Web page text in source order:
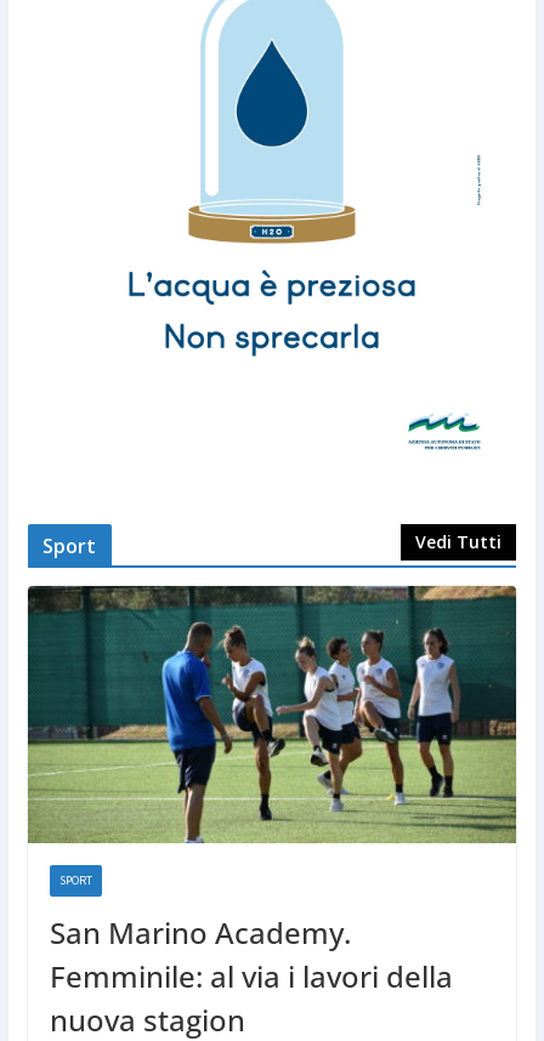
Sport Vedi Tutti
SPORT
San Marino Academy.
Femminile: al via i lavori della
nuova stagion